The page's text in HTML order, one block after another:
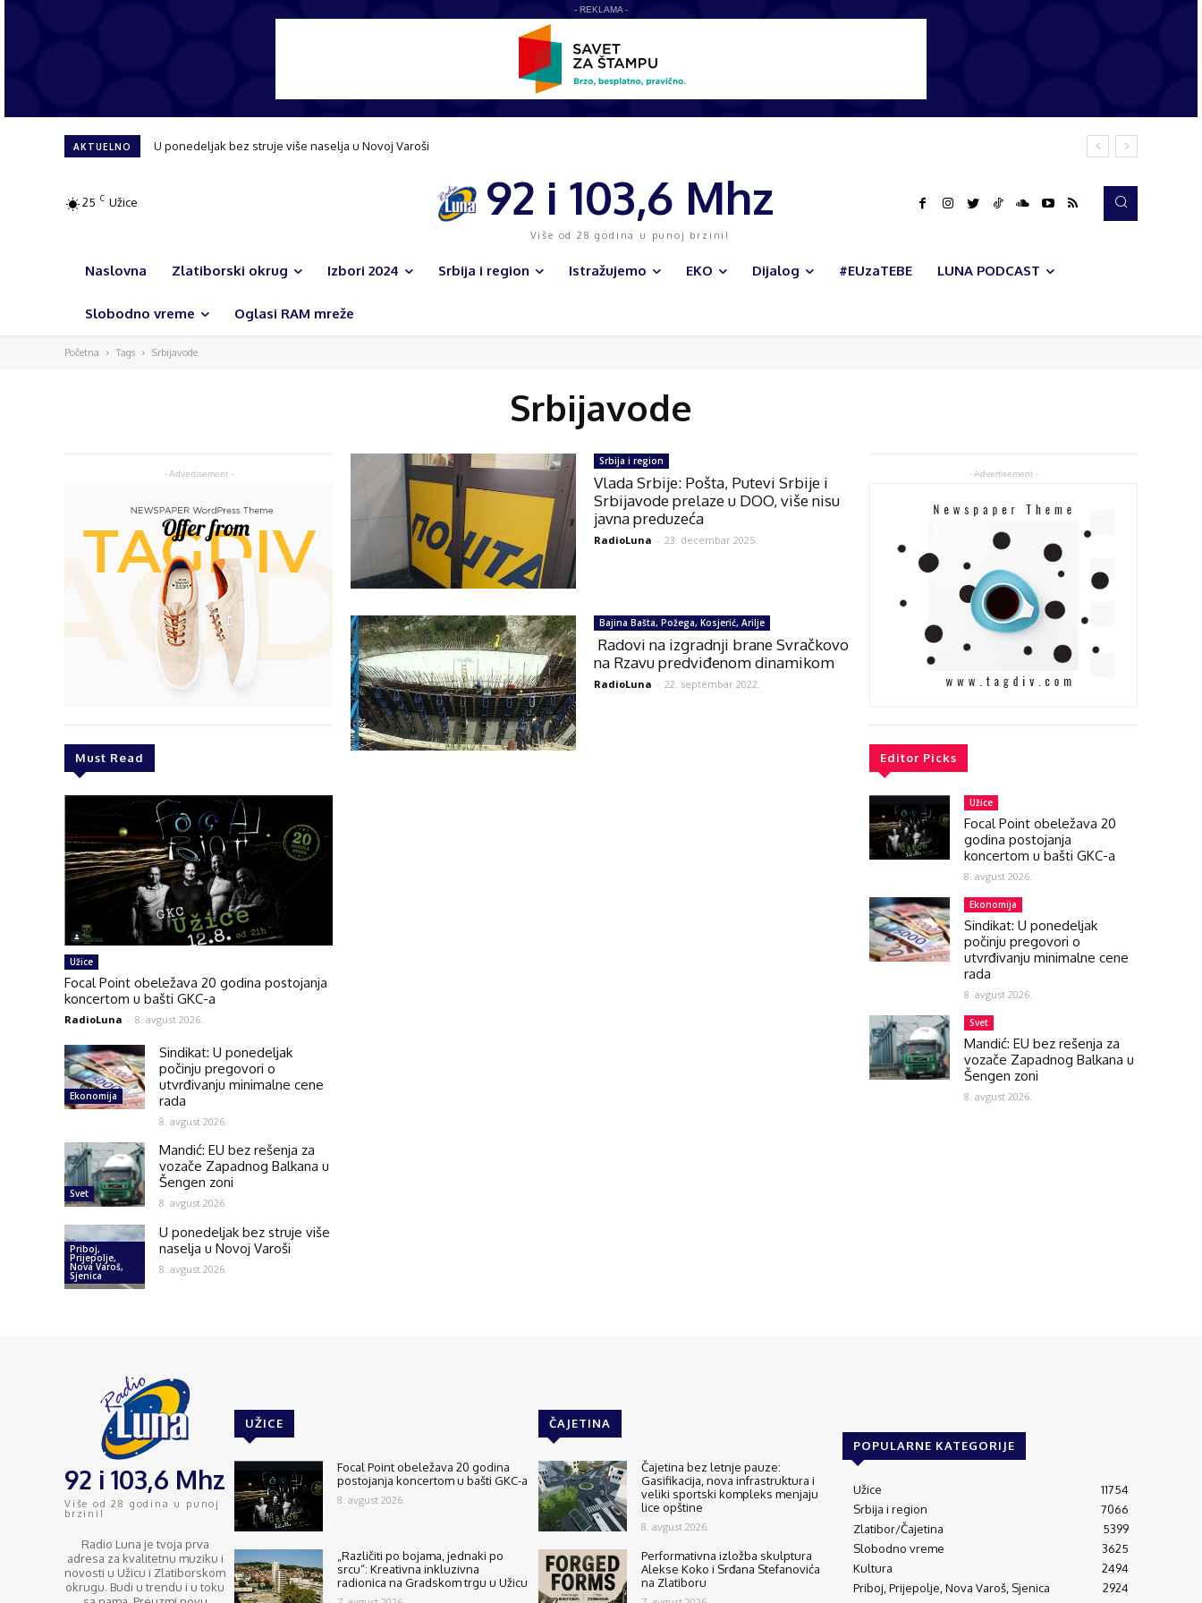
- REKLAMA -
AKTUELNO U ponedeljak bez struje više naselja u Novoj Varoši
25 C Užice 92 i 103,6 Mhz
Više od 28 godina u punoj brzini!
Naslovna Zlatiborski okrug Izbori 2024 Srbija i region Istražujemo EKO Dijalog #EUzaTEBE LUNA PODCAST
Slobodno vreme Oglasi RAM mreže
Početna Tags Srbijavode
Srbijavode
- Advertisement -
Must Read
Užice
Focal Point obeležava 20 godina postojanja
koncertom u bašti GKC-a
RadioLuna - 8. avgust 2026.
Ekonomija
Sindikat: U ponedeljak
počinju pregovori o
utvrđivanju minimalne cene
rada
8. avgust 2026.
Svet
Mandić: EU bez rešenja za
vozače Zapadnog Balkana u
Šengen zoni
8. avgust 2026.
Priboj,
Prijepolje,
Nova Varoš,
Sjenica
U ponedeljak bez struje više
naselja u Novoj Varoši
8. avgust 2026.
Srbija i region
Vlada Srbije: Pošta, Putevi Srbije i
Srbijavode prelaze u DOO, više nisu
javna preduzeća
RadioLuna - 23. decembar 2025.
Bajina Bašta, Požega, Kosjerić, Arilje
Radovi na izgradnji brane Svračkovo
na Rzavu predviđenom dinamikom
RadioLuna - 22. septembar 2022.
- Advertisement -
Editor Picks
Užice
Focal Point obeležava 20
godina postojanja
koncertom u bašti GKC-a
8. avgust 2026.
Ekonomija
Sindikat: U ponedeljak
počinju pregovori o
utvrđivanju minimalne cene
rada
8. avgust 2026.
Svet
Mandić: EU bez rešenja za
vozače Zapadnog Balkana u
Šengen zoni
8. avgust 2026.
92 i 103,6 Mhz
Više od 28 godina u punoj
brzini!
Radio Luna je tvoja prva
adresa za kvalitetnu muziku i
novosti u Užicu i Zlatiborskom
okrugu. Budi u trendu i u toku
UŽICE
Focal Point obeležava 20 godina
postojanja koncertom u bašti GKC-a
8. avgust 2026.
„Različiti po bojama, jednaki po
srcu“: Kreativna inkluzivna
radionica na Gradskom trgu u Užicu
ČAJETINA
Čajetina bez letnje pauze:
Gasifikacija, nova infrastruktura i
veliki sportski kompleks menjaju
lice opštine
8. avgust 2026.
Performativna izložba skulptura
Alekse Koko i Srđana Stefanovića
na Zlatiboru
POPULARNE KATEGORIJE
Užice
11754
Srbija i region
7066
Zlatibor/Čajetina
5399
Slobodno vreme
3625
Kultura
2494
Priboj, Prijepolje, Nova Varoš, Sjenica
2924